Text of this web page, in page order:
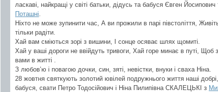
ласкаві, найкращі у світі батьки, дідусь та бабуся Євген
Поташні
Ніхто не може зупинити час, А ви прожили в парі півстоліття,
тільки радіти.
Хай вам сміються зорі з вишини, І сонце осяває шлях щомиті.
Хай у ваші дороги не ввійдуть тривоги, Хай горе минає в путі, Щоб
вами в житті .
З любов’ю і повагою дочки, син, зяті, невістки, внуки і сваха Ніна.
28 жовтня святкують золотий ювілей подружнього життя наші добрі,
бабуся, свати Петро Тодосійович і Ніна Пилипівна СКАЛЕЦЬКІ з